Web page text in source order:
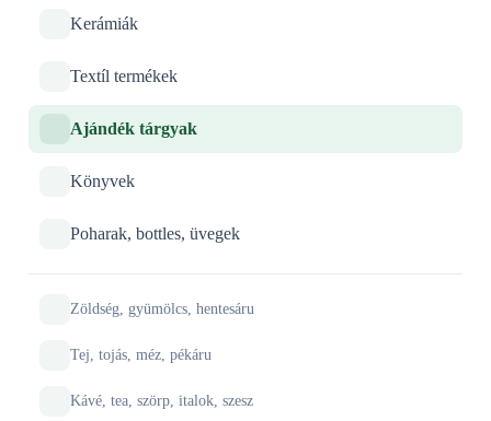
Kerámiák
Textíl termékek
Ajándék tárgyak
Könyvek
Poharak, bottles, üvegek
Zöldség, gyümölcs, hentesáru
Tej, tojás, méz, pékáru
Kávé, tea, szörp, italok, szesz